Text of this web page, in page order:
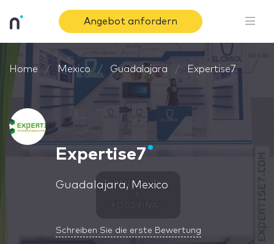
Angebot anfordern
Home Mexico Guadalajara Expertise7
Expertise7
Guadalajara, Mexico
Schreiben Sie die erste Bewertung